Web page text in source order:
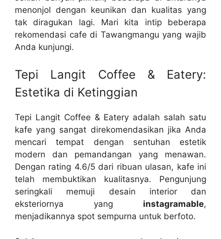
menonjol dengan keunikan dan kualitas yang
tak diragukan lagi. Mari kita intip beberapa
rekomendasi cafe di Tawangmangu yang wajib
Anda kunjungi.
Tepi Langit Coffee & Eatery:
Estetika di Ketinggian
Tepi Langit Coffee & Eatery adalah salah satu
kafe yang sangat direkomendasikan jika Anda
mencari tempat dengan sentuhan estetik
modern dan pemandangan yang menawan.
Dengan rating 4.6/5 dari ribuan ulasan, kafe ini
telah membuktikan kualitasnya. Pengunjung
seringkali memuji desain interior dan
eksteriornya yang instagramable,
menjadikannya spot sempurna untuk berfoto.